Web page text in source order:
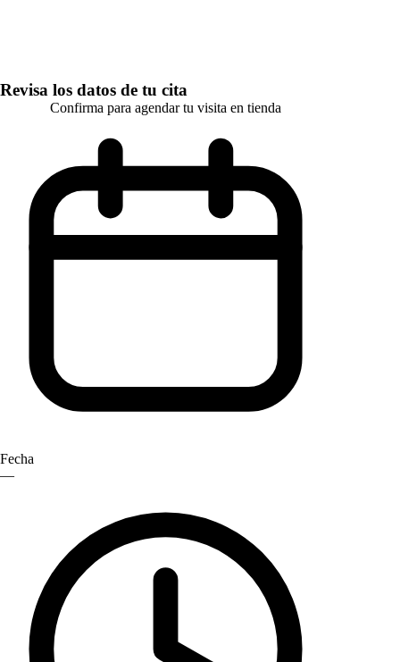
Revisa los datos de tu cita
Confirma para agendar tu visita en tienda
Fecha
—